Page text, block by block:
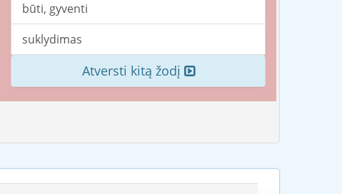
būti, gyventi
suklydimas
Atversti kitą žodį